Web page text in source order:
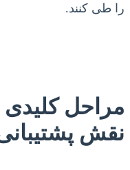
را طی کنند.
مراحل کلیدی
نقش